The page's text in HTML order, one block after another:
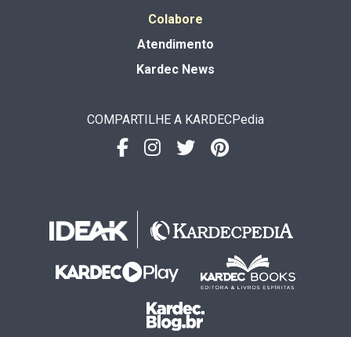
Colabore
Atendimento
Kardec News
COMPARTILHE A KARDECPedia